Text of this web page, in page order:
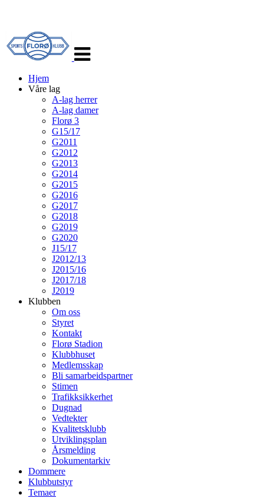
navigasjon
Hjem
Våre lag
A-lag herrer
A-lag damer
Florø 3
G15/17
G2011
G2012
G2013
G2014
G2015
G2016
G2017
G2018
G2019
G2020
J15/17
J2012/13
J2015/16
J2017/18
J2019
Klubben
Om oss
Styret
Kontakt
Florø Stadion
Klubbhuset
Medlemsskap
Bli samarbeidspartner
Stimen
Trafikksikkerhet
Dugnad
Vedtekter
Kvalitetsklubb
Utviklingsplan
Årsmelding
Dokumentarkiv
Dommere
Klubbutstyr
Temaer